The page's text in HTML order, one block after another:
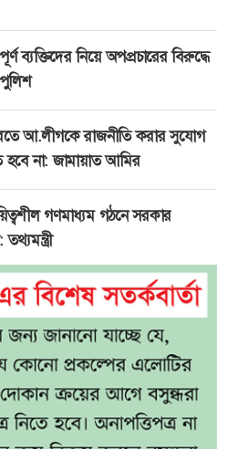
ব্যক্তিদের নিয়ে অপপ্রচারের বিরুদ্ধে
আ.লীগকে রাজনীতি করার সুযোগ
হবে না: জামায়াত আমির
গণমাধ্যম গঠনে সরকার